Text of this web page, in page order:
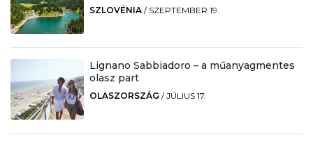
SZLOVÉNIA / SZEPTEMBER 19.
Lignano Sabbiadoro – a műanyagmentes
olasz part
OLASZORSZÁG /JÚLIUS 17.